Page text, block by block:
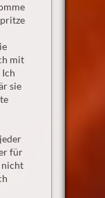
mit
Ich
sie
für
nicht